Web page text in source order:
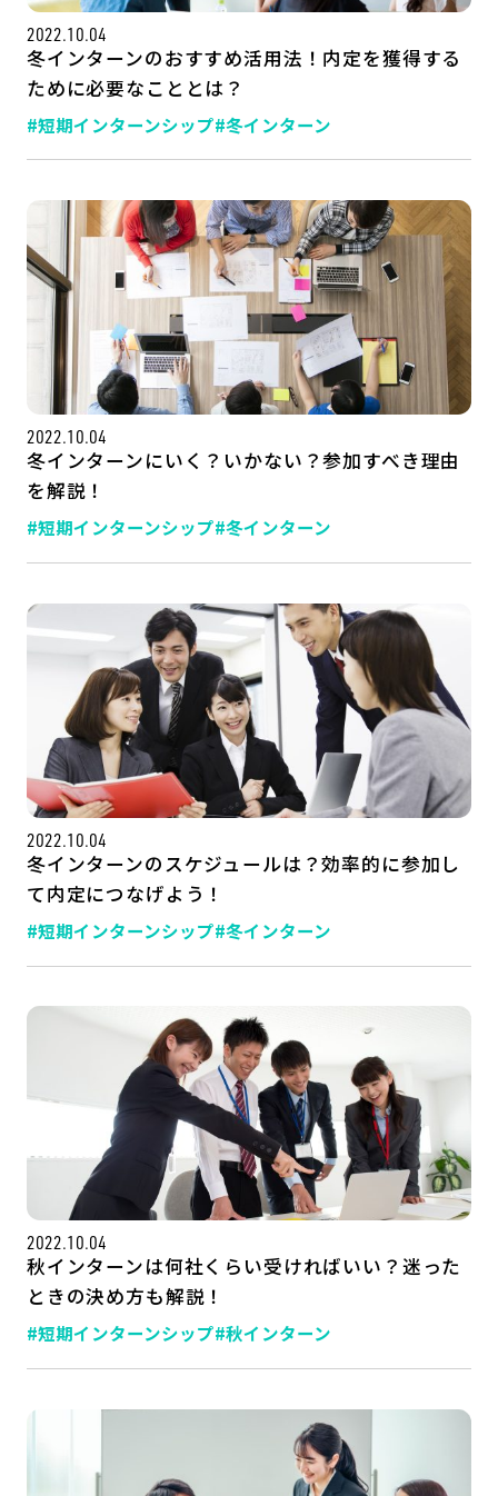
2022.10.04
冬インターンのおすすめ活用法！内定を獲得する
ために必要なこととは？
#短期インターンシップ#冬インターン
2022.10.04
冬インターンにいく？いかない？参加すべき理由
を解説！
#短期インターンシップ#冬インターン
2022.10.04
冬インターンのスケジュールは？効率的に参加し
て内定につなげよう！
#短期インターンシップ#冬インターン
2022.10.04
秋インターンは何社くらい受ければいい？迷った
ときの決め方も解説！
#短期インターンシップ#秋インターン